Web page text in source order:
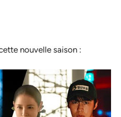
nouvelle saison :